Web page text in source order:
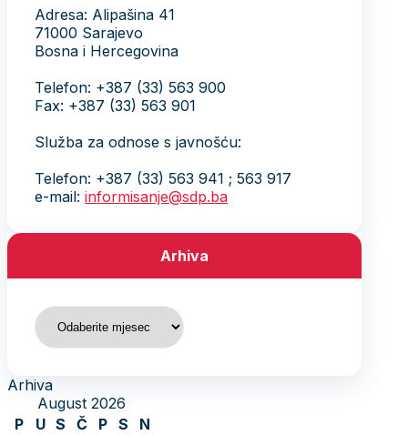
Adresa: Alipašina 41
71000 Sarajevo
Bosna i Hercegovina
Telefon: +387 (33) 563 900
Fax: +387 (33) 563 901
Služba za odnose s javnošću:
Telefon: +387 (33) 563 941 ; 563 917
e-mail: informisanje@sdp.ba
Arhiva
Arhiva
Arhiva
August 2026
P
U S Č P S
N